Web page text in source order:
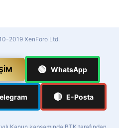
2019 XenForo Ltd.
🟢 WhatsApp
🔴 E-Posta